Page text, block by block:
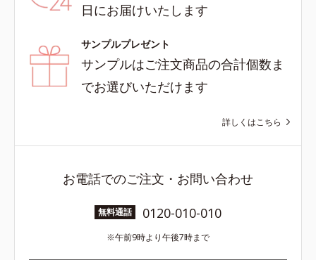
日にお届けいたします
サンプルプレゼント
サンプルはご注文商品の合計個数ま
でお選びいただけます
詳しくはこちら
お電話でのご注文・お問い合わせ
無料通話 0120-010-010
午前9時より午後7時まで